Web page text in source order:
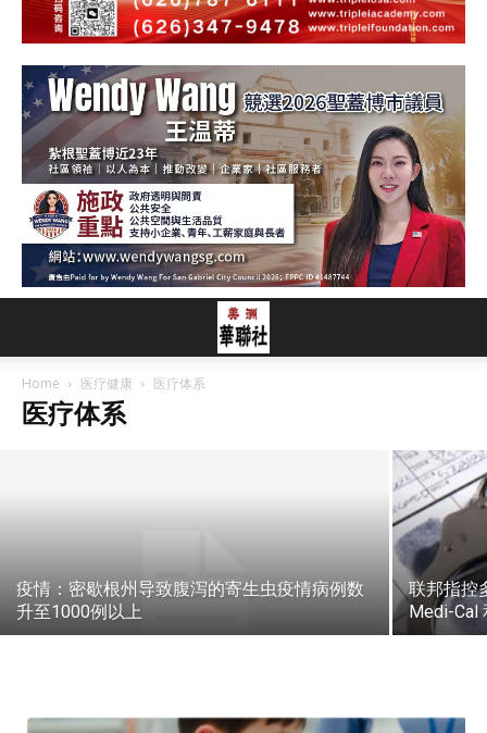
Home 医疗健康 医疗体系
医疗体系
服务于数千万人 联邦医疗保险D部分补贴
将于2027年终止
2026年7月29日
疫情：密歇根州导致腹泻的寄生虫疫情病例数
升至1000例以上
联邦指控
Medi-Cal